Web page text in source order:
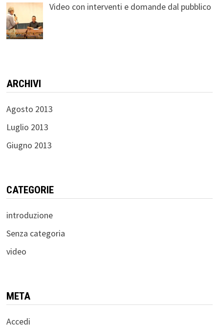
Video con interventi e domande dal pubblico
ARCHIVI
Agosto 2013
Luglio 2013
Giugno 2013
CATEGORIE
introduzione
Senza categoria
video
META
Accedi